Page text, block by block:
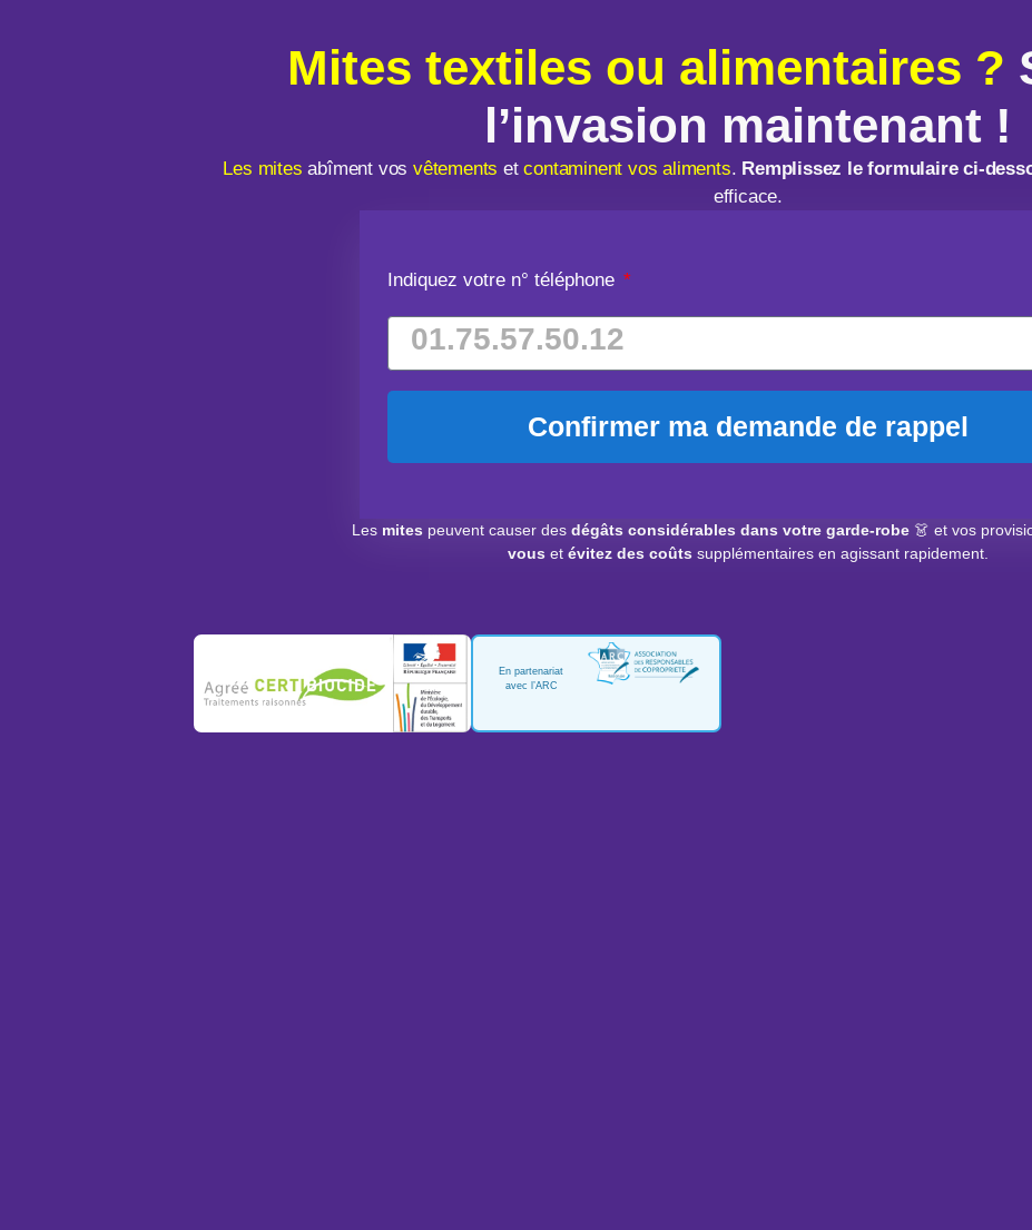
Mites textiles ou alimentaires ?
l’invasion maintenant !
Les mites abîment vos vêtements etcontaminent vos aliments. Remplissez le formulaire ci-
efficace.
Indiquez votre n° téléphone
Confirmer ma demande de rappel
Les mites peuvent causer des dégâts considérables dans votre garde-robe 👗 et vos
vous et évitez des coûts supplémentaires en agissant rapidement.
En partenariat
avec l’ARC